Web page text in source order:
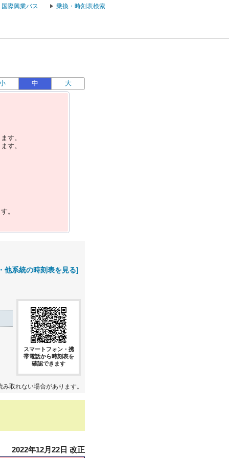
国際興業バス 乗換・時刻表検索
中 大
す。
す。
。
他系統の時刻表を見る]
スマートフォン・携
帯電話から時刻表を
確認できます
取れない場合があります。
2022年12月22日 改正